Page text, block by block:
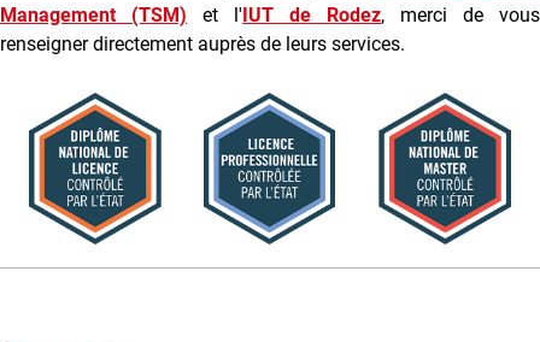
Management (TSM) et l'IUT de Rodez, merci de vous
renseigner directement auprès de leurs services.
logos certifiés par l'état